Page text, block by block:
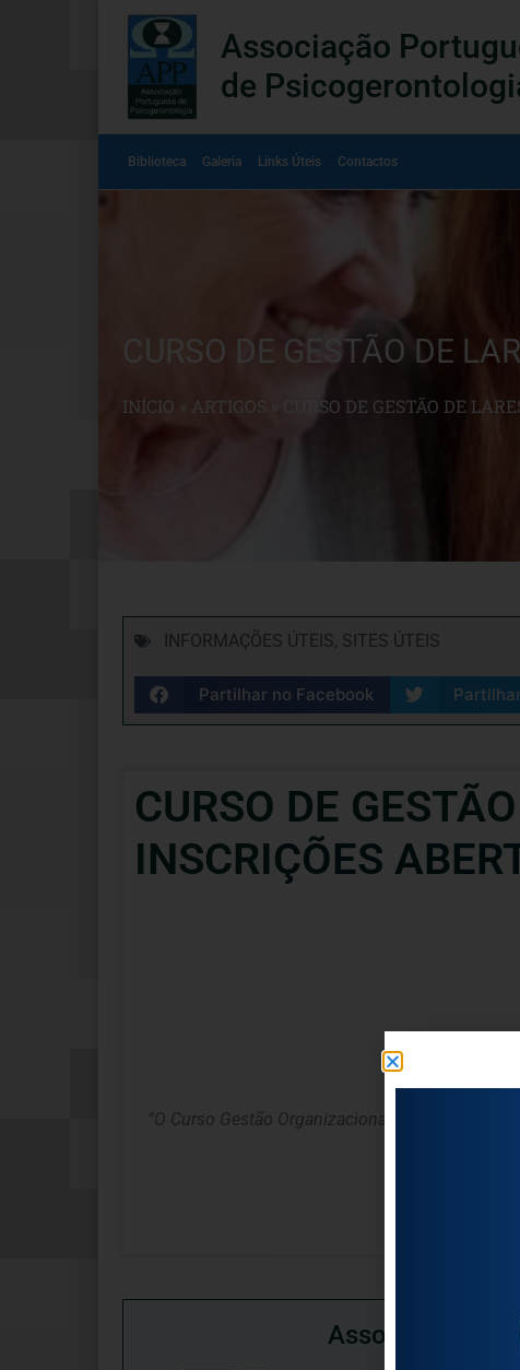
Associação
de
Biblioteca Galeria Links Úteis Contactos
CURSO DE GESTÃO DE
INÍCIO » ARTIGOS CURSO DE GESTÃO DE
INFORMAÇÕES ÚTEIS, SITES ÚTEIS
Partilhar no Facebook
CURSO DE
INSCRIÇÕES
“O Curso Gestão Organizacional de Lares e
Associação